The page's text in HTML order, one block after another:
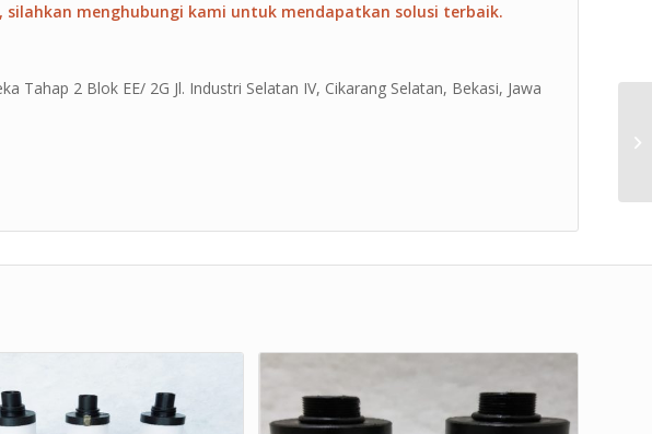
silahkan menghubungi kami untuk mendapatkan solusi terbaik.
Tahap 2 Blok EE/ 2G Jl. Industri Selatan IV, Cikarang Selatan, Bekasi, Jawa